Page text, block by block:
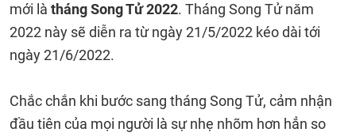
mới là tháng Song Tử 2022. Tháng Song Tử năm
2022 này sẽ diễn ra từ ngày 21/5/2022 kéo dài tới
ngày 21/6/2022.
Chắc chắn khi bước sang tháng Song Tử, cảm nhận
đầu tiên của mọi người là sự nhẹ nhõm hơn hẳn so